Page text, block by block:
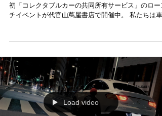
初「コレクタブルカーの共同所有サービス」のロー
チイベントが代官山蔦屋書店で開催中。 私たちは車
います。...
Load video